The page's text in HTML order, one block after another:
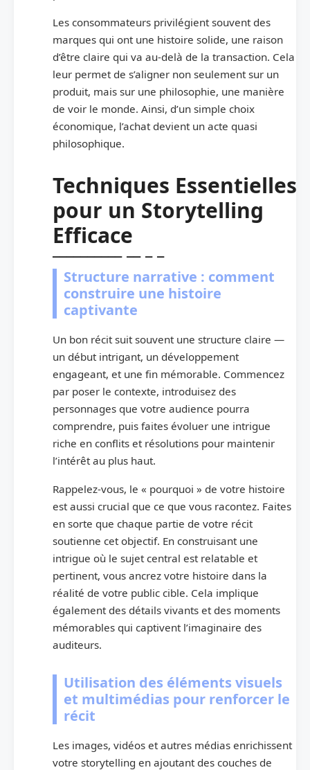
Les consommateurs privilégient souvent des
marques qui ont une histoire solide, une raison
d’être claire qui va au-delà de la transaction. Cela
leur permet de s’aligner non seulement sur un
produit, mais sur une philosophie, une manière
de voir le monde. Ainsi, d’un simple choix
économique, l’achat devient un acte quasi
philosophique.
Techniques Essentielles
pour un Storytelling
Efficace
Structure narrative : comment
construire une histoire
captivante
Un bon récit suit souvent une structure claire —
un début intrigant, un développement
engageant, et une fin mémorable. Commencez
par poser le contexte, introduisez des
personnages que votre audience pourra
comprendre, puis faites évoluer une intrigue
riche en conflits et résolutions pour maintenir
l’intérêt au plus haut.
Rappelez-vous, le « pourquoi » de votre histoire
est aussi crucial que ce que vous racontez. Faites
en sorte que chaque partie de votre récit
soutienne cet objectif. En construisant une
intrigue où le sujet central est relatable et
pertinent, vous ancrez votre histoire dans la
réalité de votre public cible. Cela implique
également des détails vivants et des moments
mémorables qui captivent l’imaginaire des
auditeurs.
Utilisation des éléments visuels
et multimédias pour renforcer le
récit
Les images, vidéos et autres médias enrichissent
votre storytelling en ajoutant des couches de